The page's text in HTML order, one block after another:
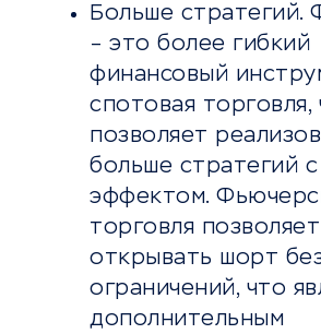
Больше стратегий.
– это более гибкий
финансовый
спотовая торговля,
позволяет
больше стратегий
эффектом.
торговля позволяет
открывать шорт
ограничений, что
дополнительным